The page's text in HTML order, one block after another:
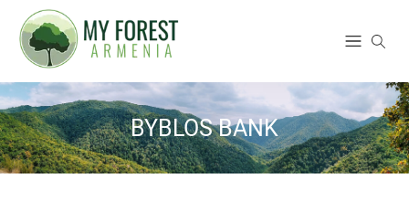
BYBLOS BANK